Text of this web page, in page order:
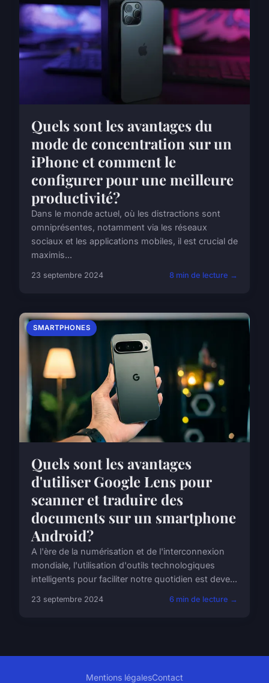
Quels sont les avantages du
mode de concentration sur un
iPhone et comment le
configurer pour une meilleure
productivité?
Dans le monde actuel, où les distractions sont
omniprésentes, notamment via les réseaux
sociaux et les applications mobiles, il est crucial de
maximis...
23 septembre 2024 8 min de lecture →
SMARTPHONES
Quels sont les avantages
d'utiliser Google Lens pour
scanner et traduire des
documents sur un smartphone
Android?
A l'ère de la numérisation et de l'interconnexion
mondiale, l'utilisation d'outils technologiques
intelligents pour faciliter notre quotidien est deve...
23 septembre 2024 6 min de lecture →
Mentions légalesContact